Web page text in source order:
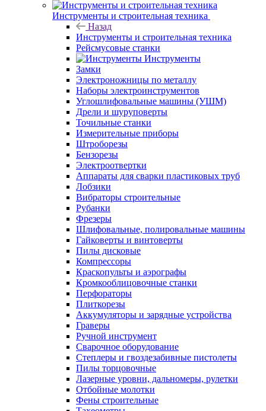
Инструменты и строительная техника
Назад
Инструменты и строительная техника
Рейсмусовые станки
Инструменты
Замки
Электроножницы по металлу
Наборы электроинструментов
Углошлифовальные машины (УШМ)
Дрели и шуруповерты
Точильные станки
Измерительные приборы
Штроборезы
Бензорезы
Электроотвертки
Аппараты для сварки пластиковых труб
Лобзики
Вибраторы строительные
Рубанки
Фрезеры
Шлифовальные, полировальные машины
Гайковерты и винтоверты
Пилы дисковые
Компрессоры
Краскопульты и аэрографы
Кромкооблицовочные станки
Перфораторы
Плиткорезы
Аккумуляторы и зарядные устройства
Граверы
Ручной инструмент
Сварочное оборудование
Степлеры и гвоздезабивные пистолеты
Пилы торцовочные
Лазерные уровни, дальномеры, рулетки
Отбойные молотки
Фены строительные